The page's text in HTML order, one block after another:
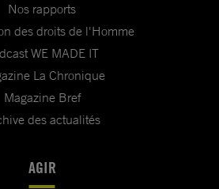
Nos rapports
des droits de l'Homme
WE MADE IT
La Chronique
Magazine Bref
des actualités
AGIR